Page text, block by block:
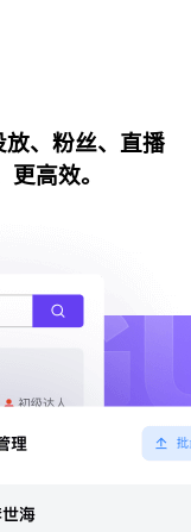
、粉丝、直播
高效。